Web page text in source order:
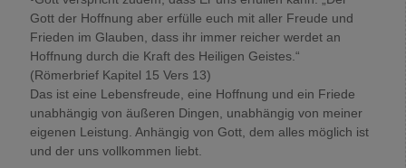
Gott der Hoffnung aber erfülle euch mit aller Freude und
Frieden im Glauben, dass ihr immer reicher werdet an
Hoffnung durch die Kraft des Heiligen Geistes.“
(Römerbrief Kapitel 15 Vers 13)
Das ist eine Lebensfreude, eine Hoffnung und ein Friede
unabhängig von äußeren Dingen, unabhängig von meiner
eigenen Leistung. Anhängig von Gott, dem alles möglich ist
und der uns vollkommen liebt.